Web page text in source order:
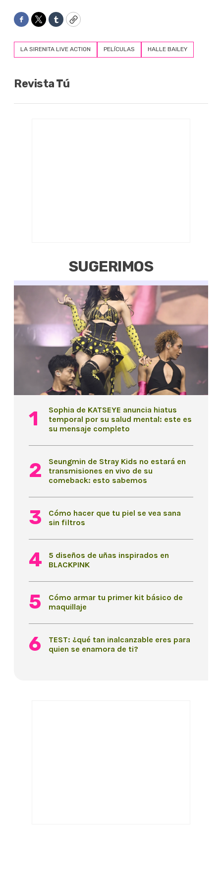
Facebook
TwitterTumblrCopy
LA SIRENITA LIVE ACTION PELÍCULAS HALLE BAILEY
Revista Tú
SUGERIMOS
Sophia de KATSEYE anuncia hiatus
temporal por su salud mental: este es
su mensaje completo
Seungmin de Stray Kids no estará en
transmisiones en vivo de su
comeback: esto sabemos
Cómo hacer que tu piel se vea sana
sin filtros
5 diseños de uñas inspirados en
BLACKPINK
Cómo armar tu primer kit básico de
maquillaje
TEST: ¿qué tan inalcanzable eres para
quien se enamora de ti?